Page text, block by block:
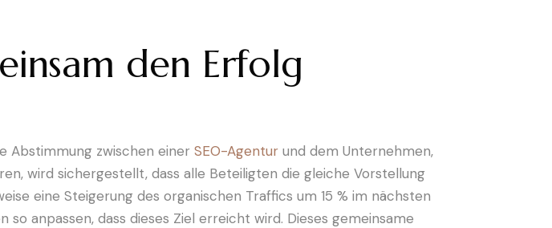
den Erfolg
Abstimmung zwischen einer SEO-Agentur und dem Unternehmen,
wird sichergestellt, dass alle Beteiligten die gleiche Vorstellung
eine Steigerung des organischen Traffics um 15 % im nächsten
so anpassen, dass dieses Ziel erreicht wird. Dieses gemeinsame